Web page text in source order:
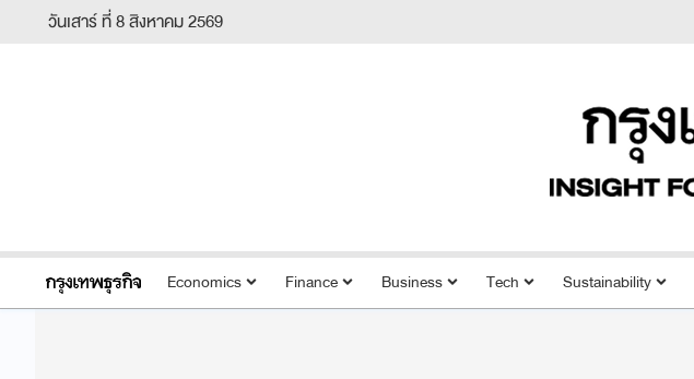
วันเสาร์ ที่ 8 สิงหาคม 2569
Economics Finance Business Tech Sustainability